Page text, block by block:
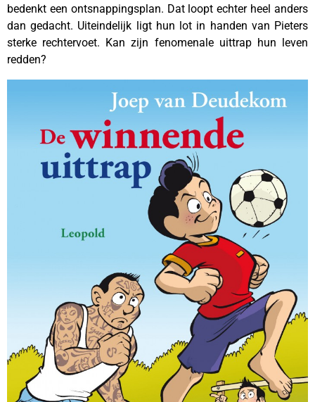
bedenkt een ontsnappingsplan. Dat loopt echter heel anders
dan gedacht. Uiteindelijk ligt hun lot in handen van Pieters
sterke rechtervoet. Kan zijn fenomenale uittrap hun leven
redden?